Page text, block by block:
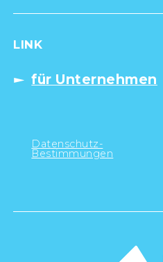
LINK
für Unternehmen
Datenschutz-
Bestimmungen